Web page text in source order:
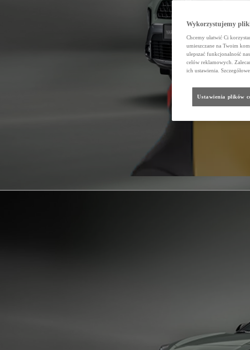
Wykorzystujemy
Chcemy ułatwić Ci
umieszczane na Twoim
ulepszać funkcjonalność
celów reklamowych.
ich ustawienia.
Ustawienia plików